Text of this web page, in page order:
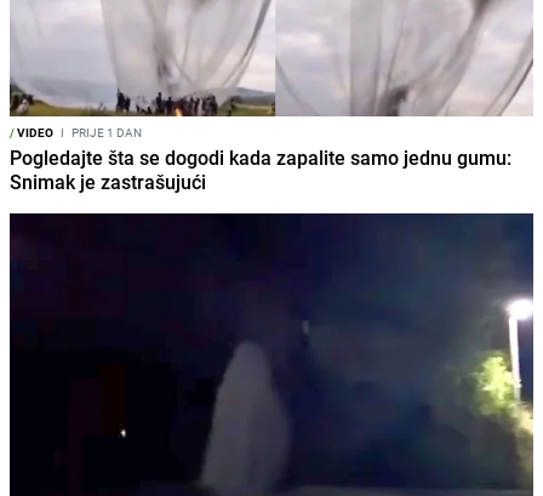
/VIDEO I PRIJE 1 DAN
Pogledajte šta se dogodi kada zapalite samo jednu gumu:
Snimak je zastrašujući